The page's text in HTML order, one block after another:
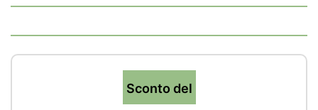
Sconto del